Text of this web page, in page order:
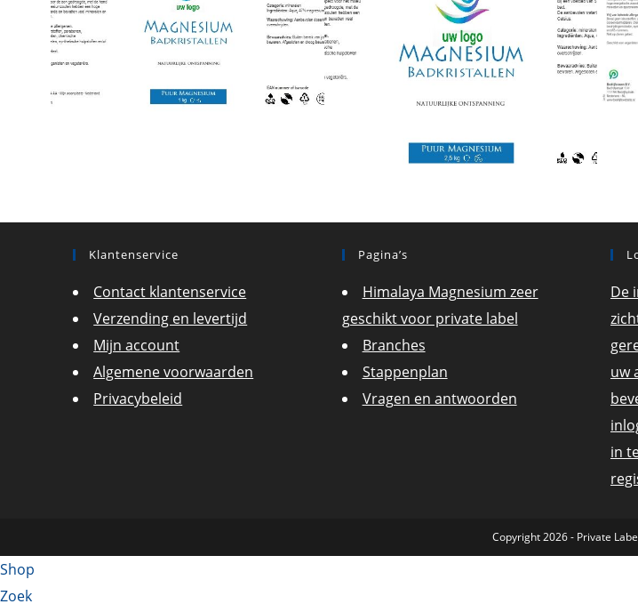
Klantenservice
Contact klantenservice
Verzending en levertijd
Mijn account
Algemene voorwaarden
Privacybeleid
Pagina’s
Himalaya Magnesium zeer
geschikt voor private label
Branches
Stappenplan
Vragen en antwoorden
De
uw
in
Copyright 2026 - Private
Shop
Zoek